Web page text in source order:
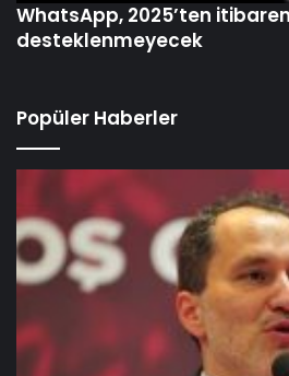
WhatsApp, 2025’ten
desteklenmeyecek
Popüler Haberler